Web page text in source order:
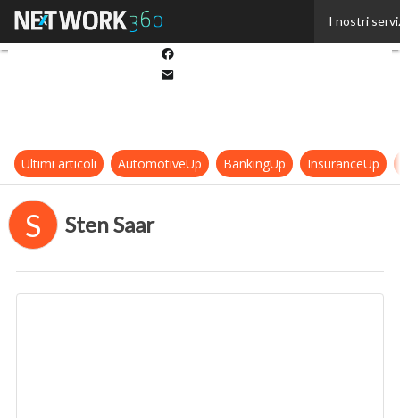
I nostri
Ultimi articoli AutomotiveUp BankingUp InsuranceUp
S Sten Saar